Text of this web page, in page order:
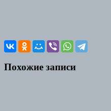
Похожие записи